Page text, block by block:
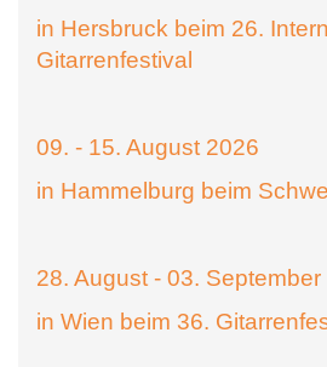
in Hersbruck beim 26.
Gitarrenfestival
09. - 15. August 2026
in Hammelburg beim
28. August - 03. September
in Wien beim 36.